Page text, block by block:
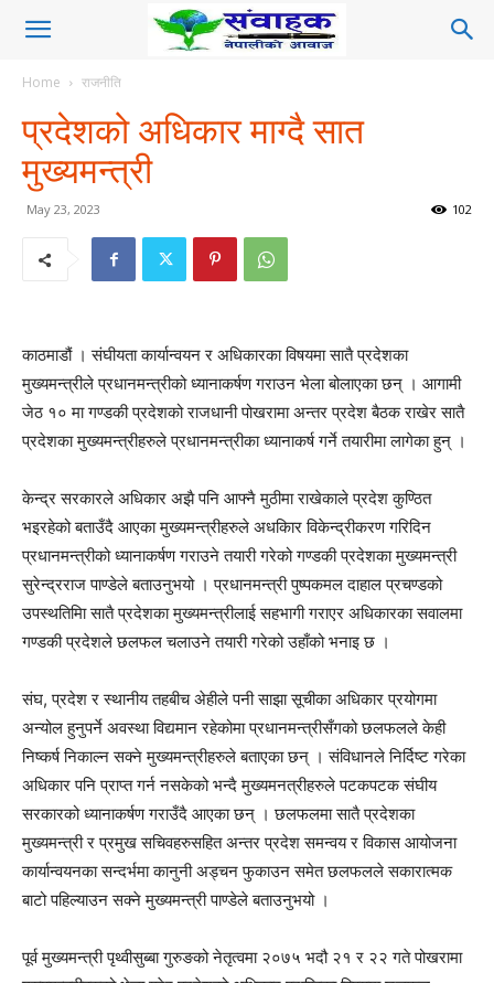
Home राजनीति
प्रदेशको अधिकार माग्दै सात
मुख्यमन्त्री
May 23, 2023 102
काठमाडौं । संघीयता कार्यान्वयन र अधिकारका विषयमा सातै प्रदेशका
मुख्यमन्त्रीले प्रधानमन्त्रीको ध्यानाकर्षण गराउन भेला बोलाएका छन् । आगामी
जेठ १० मा गण्डकी प्रदेशको राजधानी पोखरामा अन्तर प्रदेश बैठक राखेर सातै
प्रदेशका मुख्यमन्त्रीहरुले प्रधानमन्त्रीका ध्यानाकर्ष गर्ने तयारीमा लागेका हुन् ।
केन्द्र सरकारले अधिकार अझै पनि आफ्नै मुठीमा राखेकाले प्रदेश कुण्ठित
भइरहेको बताउँदै आएका मुख्यमन्त्रीहरुले अधकिार विकेन्द्रीकरण गरिदिन
प्रधानमन्त्रीको ध्यानाकर्षण गराउने तयारी गरेको गण्डकी प्रदेशका मुख्यमन्त्री
सुरेन्द्रराज पाण्डेले बताउनुभयो । प्रधानमन्त्री पुष्पकमल दाहाल प्रचण्डको
उपस्थतिमिा सातै प्रदेशका मुख्यमन्त्रीलाई सहभागी गराएर अधिकारका सवालमा
गण्डकी प्रदेशले छलफल चलाउने तयारी गरेको उहाँको भनाइ छ ।
संघ, प्रदेश र स्थानीय तहबीच अ‍ेहीले पनी साझा सूचीका अधिकार प्रयोगमा
अन्योल हुनुपर्ने अवस्था विद्यमान रहेकोमा प्रधानमन्त्रीसँगको छलफलले केही
निष्कर्ष निकाल्न सक्ने मुख्यमन्त्रीहरुले बताएका छन् । संविधानले निर्दिष्ट गरेका
अधिकार पनि प्राप्त गर्न नसकेको भन्दै मुख्यमनत्रीहरुले पटकपटक संघीय
सरकारको ध्यानाकर्षण गराउँदै आएका छन् । छलफलमा सातै प्रदेशका
मुख्यमन्त्री र प्रमुख सचिवहरुसहित अन्तर प्रदेश समन्वय र विकास आयोजना
कार्यान्वयनका सन्दर्भमा कानुनी अड्चन फुकाउन समेत छलफलले सकारात्मक
बाटो पहिल्याउन सक्ने मुख्यमन्त्री पाण्डेले बताउनुभयो ।
पूर्व मुख्यमन्त्री पृथ्वीसुब्बा गुरुङको नेतृत्वमा २०७५ भदौ २१ र २२ गते पोखरामा